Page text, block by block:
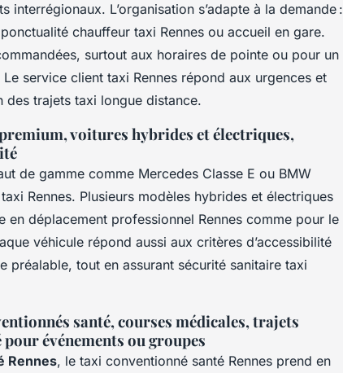
interrégionaux. L’organisation s’adapte à la demande :
chauffeur taxi Rennes ou accueil en gare.
surtout aux horaires de pointe ou pour un
service client taxi Rennes répond aux urgences et
trajets taxi longue distance.
voitures hybrides et électriques,
de gamme comme Mercedes Classe E ou BMW
Rennes. Plusieurs modèles hybrides et électriques
déplacement professionnel Rennes comme pour le
véhicule répond aussi aux critères d’accessibilité
préalable, tout en assurant sécurité sanitaire taxi
santé, courses médicales, trajets
événements ou groupes
Rennes, le taxi conventionné santé Rennes prend en